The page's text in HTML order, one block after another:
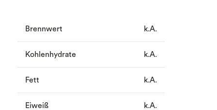
Brennwert k.A.
Kohlenhydrate k.A.
Fett k.A.
Eiweiß k.A.